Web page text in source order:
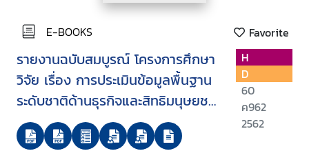
E-BOOKS Favorite
รายงานฉบับสมบูรณ์ โครงการศึกษา
วิจัย เรื่อง การประเมินข้อมูลพื้นฐาน
ระดับชาติด้านธุรกิจและสิทธิมนุษยชน
: นโยบาย กฎหมาย และมาตรการที่
เกี่ยวข้องกับการลงทุนของประเทศ
H
D
60
ค962
2562